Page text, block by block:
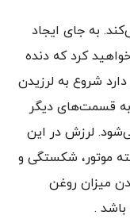
به جای ایجاد
کرد که دنده
شروع به لرزیدن
قسمت‌های دیگر
لرزش در این
موتور، شکستگی و
میزان روغن
.